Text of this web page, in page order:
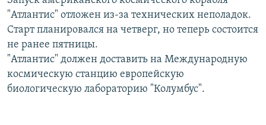
поиску
СЕВЕР.РЕАЛИИ
СИБИРЬ.РЕАЛИИ
РАСПИСАНИЕ ВЕЩАНИЯ
ПОДПИШИТЕСЬ НА РАССЫЛКУ
"Атлантис" отложен из-за технических неполадок.
Старт планировался на четверг, но теперь состоится
не ранее пятницы.
"Атлантис" должен доставить на Международную
космическую станцию европейскую
биологическую лабораторию "Колумбус".